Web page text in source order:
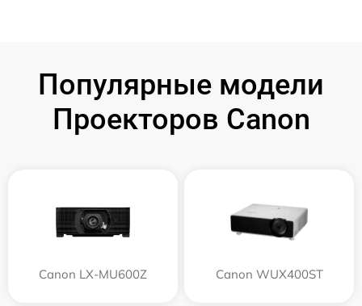
Популярные модели
Проекторов Canon
Canon LX-MU600Z Canon WUX400ST